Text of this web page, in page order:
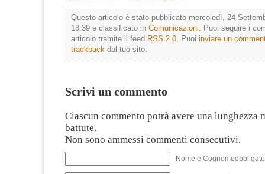
Questo articolo è stato pubblicato mercoledì, 24
13:39 e classificato in Comunicazioni . Puoi seguire i
articolo tramite il feed RSS 2.0 . Puoi inviare un
trackback dal tuo sito.
Scrivi un commento
Ciascun commento potrà avere una lunghezza
battute.
Non sono ammessi commenti consecutivi.
Nome e